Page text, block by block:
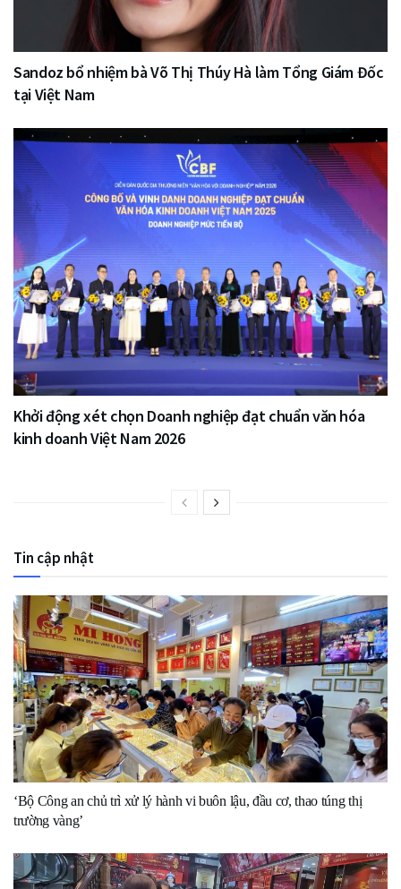
Sandoz bổ nhiệm bà Võ Thị Thúy Hà làm Tổng Giám Đốc
tại Việt Nam
Khởi động xét chọn Doanh nghiệp đạt chuẩn văn hóa
kinh doanh Việt Nam 2026
Tin cập nhật
‘Bộ Công an chủ trì xử lý hành vi buôn lậu, đầu cơ, thao túng thị
trường vàng’